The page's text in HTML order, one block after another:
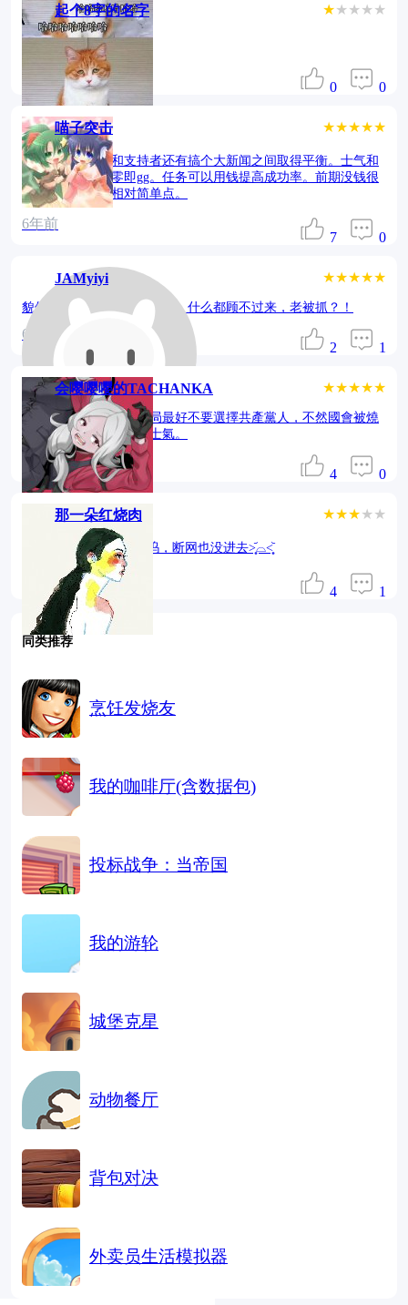
起个8字的名字 ★★★★★
完美黑屏
6年前
0
0
喵子突击 ★★★★★
基本就是在士气和支持者还有搞个大新闻之间取得平衡。士气和
支持者任意项归零即gg。任务可以用钱提高成功率。前期没钱很
难，后期有钱了相对简单点。
6年前
7
0
JAMyiyi ★★★★★
貌似很好玩，但是我玩不好，什么都顾不过来，老被抓？！
6年前
2
1
会嘤嘤嘤的TACHANKA ★★★★★
就四章，沒玩過癮。開局最好不要選擇共產黨人，不然國會被燒
之後會被抓，抓了減少士氣。
6年前
4
0
那一朵红烧肉 ★★★★★
vivo黑屏没进去，呜呜呜，断网也没进去˃̣̣̥᷄⌓˂̣̣̥᷅
4
1
同类推荐
烹饪发烧友
简体 MOD版 无限币 闯关
我的咖啡厅(含数据包)
简体 卡通 策略 经营
投标战争：当帝国
简体 策略
我的游轮
简体 模拟
城堡克星
简体 MOD版
动物餐厅
简体 模拟
背包对决
简体 MOD版 休闲 闯关
外卖员生活模拟器